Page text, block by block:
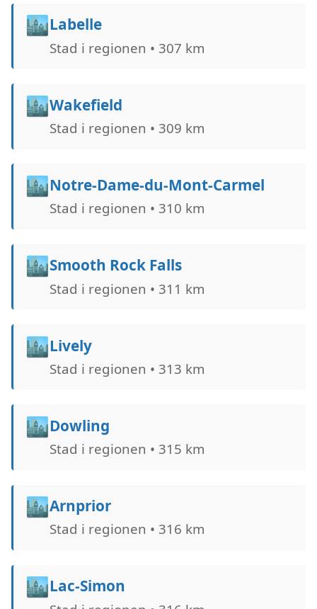
🏙️Labelle
Stad i regionen • 307 km
🏙️Wakefield
Stad i regionen • 309 km
🏙️Notre-Dame-du-Mont-Carmel
Stad i regionen • 310 km
🏙️Smooth Rock Falls
Stad i regionen • 311 km
🏙️Lively
Stad i regionen • 313 km
🏙️Dowling
Stad i regionen • 315 km
🏙️Arnprior
Stad i regionen • 316 km
🏙️Lac-Simon